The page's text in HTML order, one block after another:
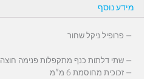
מידע נוסף
– פרופיל ניקל שחור
– שתי דלתות כנף מתקפלות פנימה חוצה
– זכוכית מחוסמת 6 מ"מ